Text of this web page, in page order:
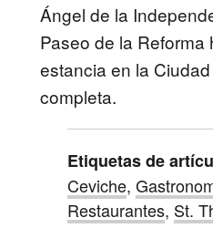
Ángel de la
Paseo de la Reforma
estancia en la
completa.
Etiquetas de
Ceviche,
Restaurantes, St.